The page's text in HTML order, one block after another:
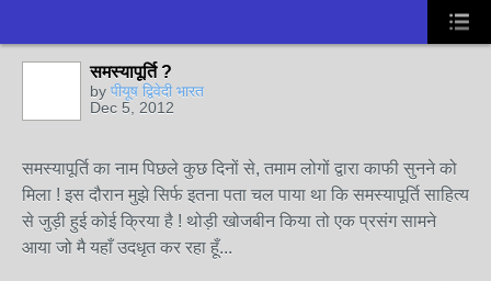
समस्यापूर्ति ?
by पीयूष द्विवेदी भारत
Dec 5, 2012
समस्यापूर्ति का नाम पिछले कुछ दिनों से, तमाम लोगों द्वारा काफी सुनने को
मिला ! इस दौरान मुझे सिर्फ इतना पता चल पाया था कि समस्यापूर्ति साहित्य
से जुड़ी हुई कोई क्रिया है ! थोड़ी खोजबीन किया तो एक प्रसंग सामने
आया जो मै यहाँ उदधृत कर रहा हूँ...